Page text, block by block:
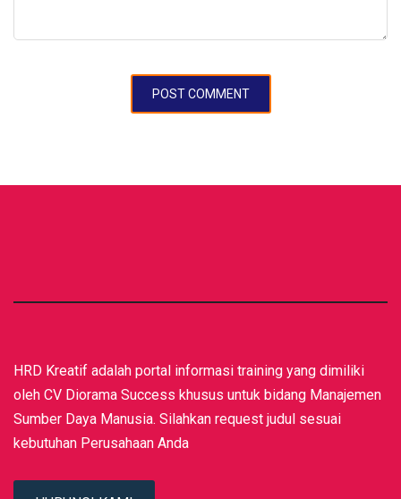
HRD Kreatif adalah portal informasi training yang dimiliki
oleh CV Diorama Success khusus untuk bidang Manajemen
Sumber Daya Manusia. Silahkan request judul sesuai
kebutuhan Perusahaan Anda